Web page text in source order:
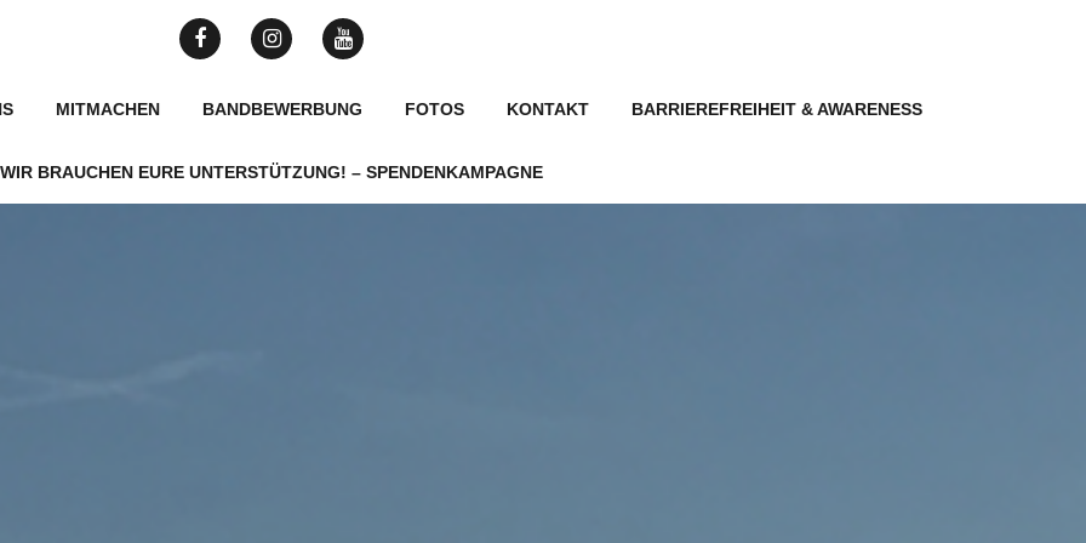
MITMACHEN BANDBEWERBUNG FOTOS KONTAKT BARRIEREFREIHEIT & AWARENESS
WIR BRAUCHEN EURE UNTERSTÜTZUNG! – SPENDENKAMPAGNE